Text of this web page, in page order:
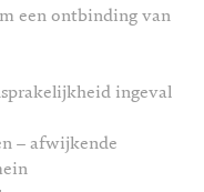
een ontbinding van
ingeval
– afwijkende